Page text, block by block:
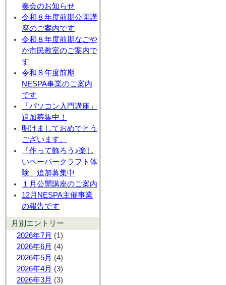
奏会のお知らせ
令和８年度前期公開講
座のご案内です
令和８年度前期なごや
か市民教室のご案内で
す
令和８年度前期
NESPA事業のご案内
です
「パソコン入門講座」
追加募集中！
明けましておめでとう
ございます。
「作って飾ろう♪楽し
いペーパークラフト体
験」追加募集中
１月公開講座のご案内
12月NESPA主催事業
の報告です
月別エントリー
2026年7月 (1)
2026年6月 (4)
2026年5月 (4)
2026年4月 (3)
2026年3月 (3)